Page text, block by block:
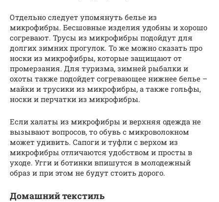
Отдельно следует упомянуть белье из
микрофибры. Бесшовные изделия удобны и хорошо
согревают. Трусы из микрофибры подойдут для
долгих зимних прогулок. То же можно сказать про
носки из микрофибры, которые защищают от
промерзания. Для туризма, зимней рыбалки и
охоты также подойдет согревающее нижнее белье –
майки и трусики из микрофибры, а также гольфы,
носки и перчатки из микрофибры.
Если халаты из микрофибры и верхняя одежда не
вызывают вопросов, то обувь с микроволокном
может удивить. Сапоги и туфли с верхом из
микрофибры отличаются удобством и просты в
уходе. Угги и ботинки впишутся в молодежный
образ и при этом не будут стоить дорого.
Домашний текстиль